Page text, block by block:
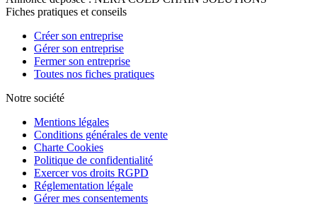
Fiches pratiques et conseils
Créer son entreprise
Gérer son entreprise
Fermer son entreprise
Toutes nos fiches pratiques
Notre société
Mentions légales
Conditions générales de vente
Charte Cookies
Politique de confidentialité
Exercer vos droits RGPD
Réglementation légale
Gérer mes consentements